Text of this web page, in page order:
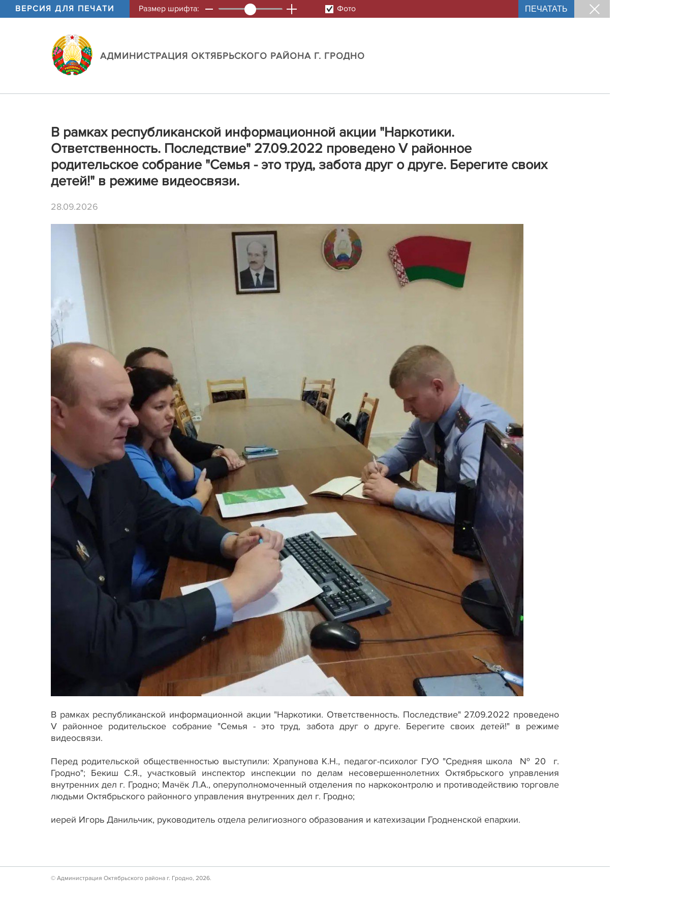
ВЕРСИЯ ДЛЯ ПЕЧАТИ Размер шрифта: Фото ПЕЧАТАТЬ
АДМИНИСТРАЦИЯ ОКТЯБРЬСКОГО РАЙОНА Г. ГРОДНО
В рамках республиканской информационной акции "Наркотики.
Ответственность. Последствие" 27.09.2022 проведено V районное
родительское собрание "Семья - это труд, забота друг о друге. Берегите своих
детей!" в режиме видеосвязи.
28.09.2026
В рамках республиканской информационной акции "Наркотики. Ответственность. Последствие" 27.09.2022 проведено
V районное родительское собрание "Семья - это труд, забота друг о друге. Берегите своих детей!" в режиме
видеосвязи.
Перед родительской общественностью выступили: Храпунова К.Н., педагог-психолог ГУО "Средняя школа № 20 г.
Гродно"; Бекиш С.Я., участковый инспектор инспекции по делам несовершеннолетних Октябрьского управления
внутренних дел г. Гродно; Мачёк Л.А., оперуполномоченный отделения по наркоконтролю и противодействию торговле
людьми Октябрьского районного управления внутренних дел г. Гродно;
иерей Игорь Данильчик, руководитель отдела религиозного образования и катехизации Гродненской епархии.
© Администрация Октябрьского района г. Гродно, 2026.